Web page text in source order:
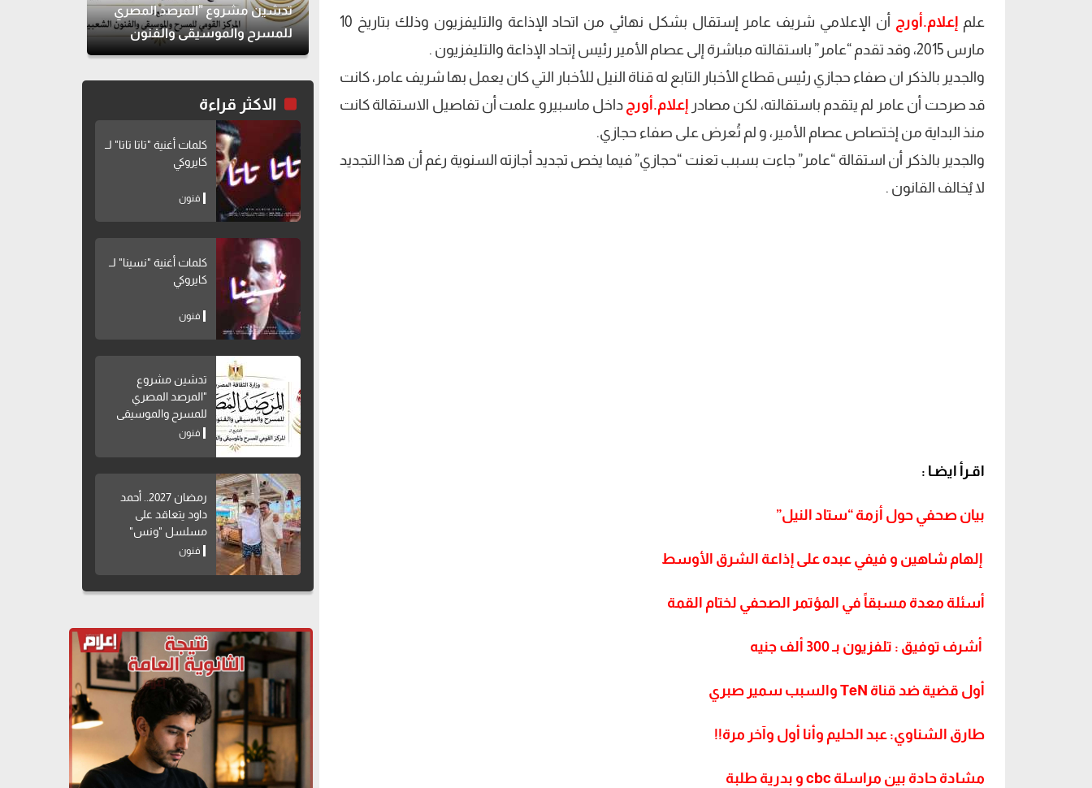
علم إعلام.أورج
أن الإعلامي شريف عامر إستقال بشكل نهائي من اتحاد الإذاعة والتليفزيون وذلك بتاريخ 10
مارس 2015، وقد تقدم “عامر” باستقالته مباشرة إلى عصام الأمير رئيس إتحاد الإذاعة والتليفزيون .
والجدير بالذكر ان صفاء حجازي رئيس قطاع الأخبار التابع له قناة النيل للأخبار التي كان يعمل بها شريف عامر، كانت
قد صرحت أن عامر لم يتقدم باستقالته، لكن مصادر إعلام.أورج داخل ماسبيرو علمت أن تفاصيل الاستقالة كانت
منذ البداية من إختصاص عصام الأمير، و لم تُعرض على صفاء حجازي.
والجدير بالذكر أن استقالة “عامر” جاءت بسبب تعنت “حجازي” فيما يخص تجديد أجازته السنوية رغم أن هذا التجديد
لا يُخالف القانون .
اقـرأ ايضـا :
بيان صحفي حول أزمة “ستاد النيل”
إلهام شاهين و فيفي عبده على إذاعة الشرق الأوسط
أسئلة معدة مسبقاً في المؤتمر الصحفي لختام القمة
أشرف توفيق : تلفزيون بـ 300 ألف جنيه‬‎
أول قضية ضد قناة TeN والسبب سمير صبري‬‎
طارق الشناوي: عبد الحليم وأنا أول وآخر مرة!!
مشادة حادة بين مراسلة cbc و بدرية طلبة
تدشين مشروع "المرصد المصري
للمسرح والموسيقى والفنون
الشعبية"
الاكثر قراءة
كلمات أغنية "تاتا تاتا" لــ
كايروكي
فنون
كلمات أغنية "نسينا" لــ
كايروكي
فنون
تدشين مشروع
"المرصد المصري
للمسرح والموسيقى
والفنون الشعبية"
فنون
رمضان 2027.. أحمد
داود يتعاقد على
مسلسل "ونس"
فنون